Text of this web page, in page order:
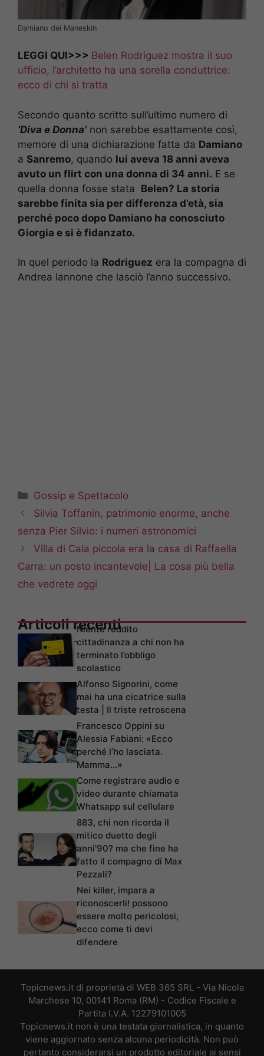
Damiano dei Maneskin
LEGGI QUI>>> Belen Rodriguez mostra il suo
ufficio, l’architetto ha una sorella conduttrice:
ecco di chi si tratta
Secondo quanto scritto sull’ultimo numero di
‘Diva e Donna’non sarebbe esattamente così,
memore di una dichiarazione fatta da Damiano
a Sanremo, quando lui aveva 18 anni aveva
avuto un flirt con una donna di 34 anni. E se
quella donna fosse stata Belen? La storia
sarebbe finita sia per differenza d’età, sia
perché poco dopo Damiano ha conosciuto
Giorgia e si è fidanzato.
In quel periodo la Rodriguez era la compagna di
Andrea Iannone che lasciò l’anno successivo.
Categorie
Gossip e Spettacolo
Silvia Toffanin, patrimonio enorme, anche
senza Pier Silvio: i numeri astronomici
Villa di Cala piccola era la casa di Raffaella
Carra: un posto incantevole| La cosa più bella
che vedrete oggi
Articoli recenti
Niente reddito
cittadinanza a chi non ha
terminato l’obbligo
scolastico
Alfonso Signorini, come
mai ha una cicatrice sulla
testa | Il triste retroscena
Francesco Oppini su
Alessia Fabiani: «Ecco
perché l’ho lasciata.
Mamma…»
Come registrare audio e
video durante chiamata
Whatsapp sul cellulare
883, chi non ricorda il
mitico duetto degli
anni’90? ma che fine ha
fatto il compagno di Max
Pezzali?
Nei killer, impara a
riconoscerli! possono
essere molto pericolosi,
ecco come ti devi
difendere
Topicnews.it di proprietà di WEB 365 SRL - Via Nicola
Marchese 10, 00141 Roma (RM) - Codice Fiscale e
Partita I.V.A. 12279101005
Topicnews.it non è una testata giornalistica, in quanto
viene aggiornato senza alcuna periodicità. Non può
pertanto considerarsi un prodotto editoriale ai sensi